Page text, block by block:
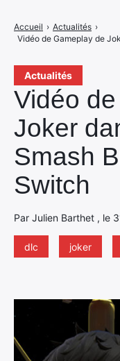
Actualités
Vidéo
Joker
Smash
Switch
Par Julien Barthet , le
dlc joker
Accueil › Actualités ›
Vidéo de Gameplay de